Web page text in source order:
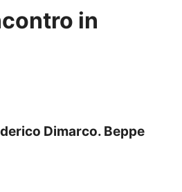
in
Dimarco. Beppe